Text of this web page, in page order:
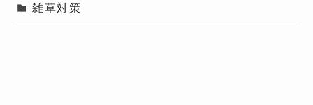
雑草対策